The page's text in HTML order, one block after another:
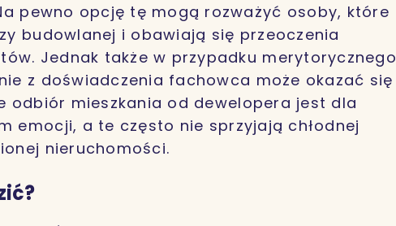
pewno opcję tę mogą rozważyć osoby, które
budowlanej i obawiają się przeoczenia
Jednak także w przypadku merytorycznego
z doświadczenia fachowca może okazać się
odbiór mieszkania od dewelopera jest dla
emocji, a te często nie sprzyjają chłodnej
nieruchomości.